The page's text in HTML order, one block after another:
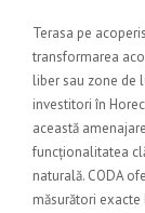
Terasa pe
transformarea
liber sau zone de
investitori în
această
funcționalitatea
naturală. CODA
măsurători